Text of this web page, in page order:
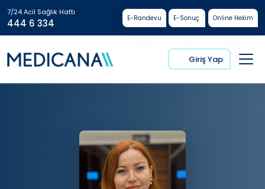
7/24 Acil Sağlık Hattı
444 6 334 E-Randevu E-Sonuç Online Hekim
Giriş Yap